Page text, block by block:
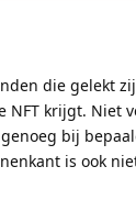
die gelekt
krijgt. Niet
bij
is ook